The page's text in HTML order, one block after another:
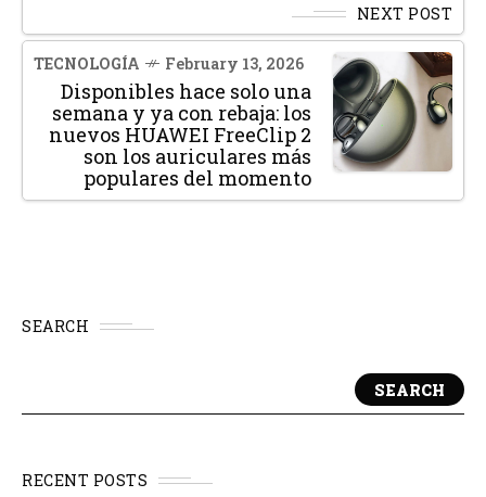
NEXT POST
TECNOLOGÍA February 13, 2026
Disponibles hace solo una
semana y ya con rebaja: los
nuevos HUAWEI FreeClip 2
son los auriculares más
populares del momento
SEARCH
SEARCH
RECENT POSTS